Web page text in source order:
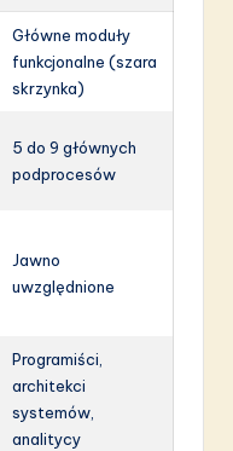
Główne moduły
funkcjonalne (szara
skrzynka)
5 do 9 głównych
podprocesów
Jawno
uwzględnione
Programiści,
architekci
systemów,
analitycy